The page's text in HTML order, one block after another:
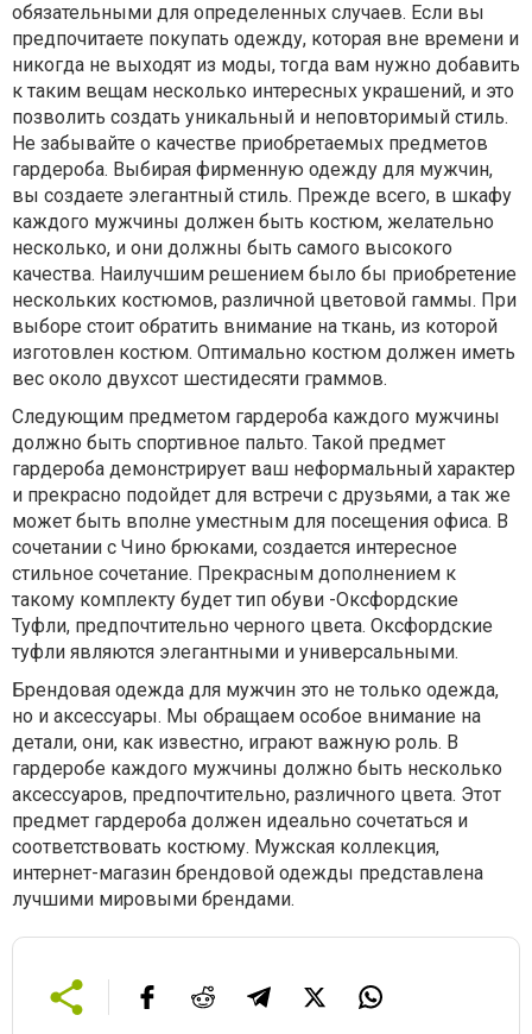
обязательными для определенных случаев. Если вы
предпочитаете покупать одежду, которая вне времени и
никогда не выходят из моды, тогда вам нужно добавить
к таким вещам несколько интересных украшений, и это
позволить создать уникальный и неповторимый стиль.
Не забывайте о качестве приобретаемых предметов
гардероба. Выбирая фирменную одежду для мужчин,
вы создаете элегантный стиль. Прежде всего, в шкафу
каждого мужчины должен быть костюм, желательно
несколько, и они должны быть самого высокого
качества. Наилучшим решением было бы приобретение
нескольких костюмов, различной цветовой гаммы. При
выборе стоит обратить внимание на ткань, из которой
изготовлен костюм. Оптимально костюм должен иметь
вес около двухсот шестидесяти граммов.
Следующим предметом гардероба каждого мужчины
должно быть спортивное пальто. Такой предмет
гардероба демонстрирует ваш неформальный характер
и прекрасно подойдет для встречи с друзьями, а так же
может быть вполне уместным для посещения офиса. В
сочетании с Чино брюками, создается интересное
стильное сочетание. Прекрасным дополнением к
такому комплекту будет тип обуви -Оксфордские
Туфли, предпочтительно черного цвета. Оксфордские
туфли являются элегантными и универсальными.
Брендовая одежда для мужчин это не только одежда,
но и аксессуары. Мы обращаем особое внимание на
детали, они, как известно, играют важную роль. В
гардеробе каждого мужчины должно быть несколько
аксессуаров, предпочтительно, различного цвета. Этот
предмет гардероба должен идеально сочетаться и
соответствовать костюму. Мужская коллекция,
интернет-магазин брендовой одежды представлена
лучшими мировыми брендами.